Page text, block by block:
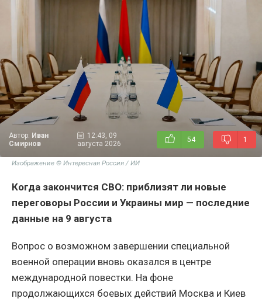
Автор: Иван
Смирнов
12:43, 09
августа 2026
54 1
Изображение © Интересная Россия / ИИ
Когда закончится СВО: приблизят ли новые
переговоры России и Украины мир — последние
данные на 9 августа
Вопрос о возможном завершении специальной
военной операции вновь оказался в центре
международной повестки. На фоне
продолжающихся боевых действий Москва и Киев